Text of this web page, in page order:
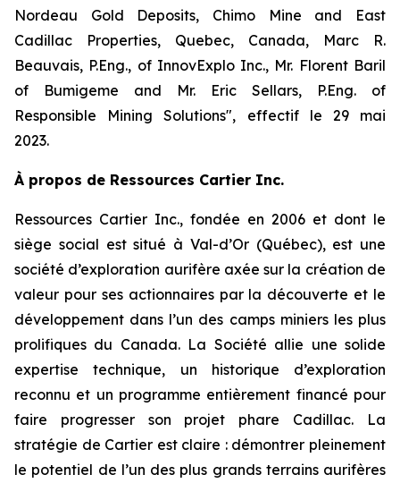
Nordeau Gold Deposits, Chimo Mine and East
Cadillac Properties, Quebec, Canada, Marc R.
Beauvais, P.Eng., of InnovExplo Inc., Mr. Florent Baril
of Bumigeme and Mr. Eric Sellars, P.Eng. of
Responsible Mining Solutions″, effectif le 29 mai
2023.
À propos de Ressources Cartier Inc.
Ressources Cartier Inc., fondée en 2006 et dont le
siège social est situé à Val-d’Or (Québec), est une
société d’exploration aurifère axée sur la création de
valeur pour ses actionnaires par la découverte et le
développement dans l’un des camps miniers les plus
prolifiques du Canada. La Société allie une solide
expertise technique, un historique d’exploration
reconnu et un programme entièrement financé pour
faire progresser son projet phare Cadillac. La
stratégie de Cartier est claire : démontrer pleinement
le potentiel de l’un des plus grands terrains aurifères